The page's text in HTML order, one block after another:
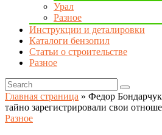
Урал
Разное
Инструкции и деталировки
Каталоги бензопил
Статьи о строительстве
Разное
Главная страница » Федор
тайно зарегистрировали свои
Разное